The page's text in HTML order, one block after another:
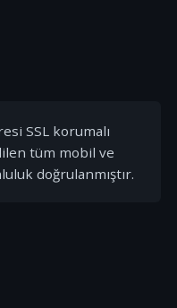
SSL korumalı
tüm mobil ve
doğrulanmıştır.